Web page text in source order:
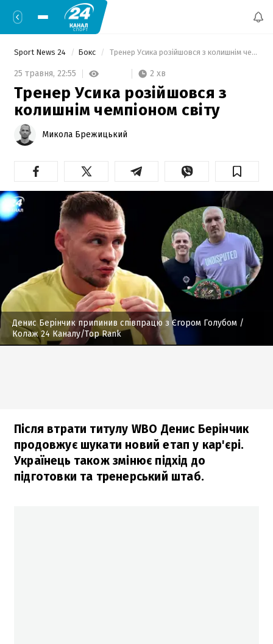
Sport News 24 Бокс Тренер Усика розійшовся з колишнім чемпіоном світу
25 травня, 22:55 2 хв
Тренер Усика розійшовся з
колишнім чемпіоном світу
Микола Брежицький
Денис Берінчик припинив співпрацю з Єгором Голубом /
Колаж 24 Каналу/Top Rank
Після втрати титулу WBO Денис Берінчик
продовжує шукати новий етап у кар'єрі.
Українець також змінює підхід до
підготовки та тренерський штаб.